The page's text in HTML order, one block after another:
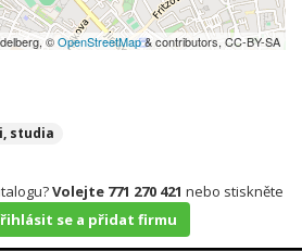
©OpenStreetMap& contributors, CC-BY-SA
studia
Volejte 771 270 421 nebo stiskněte
se a přidat firmu